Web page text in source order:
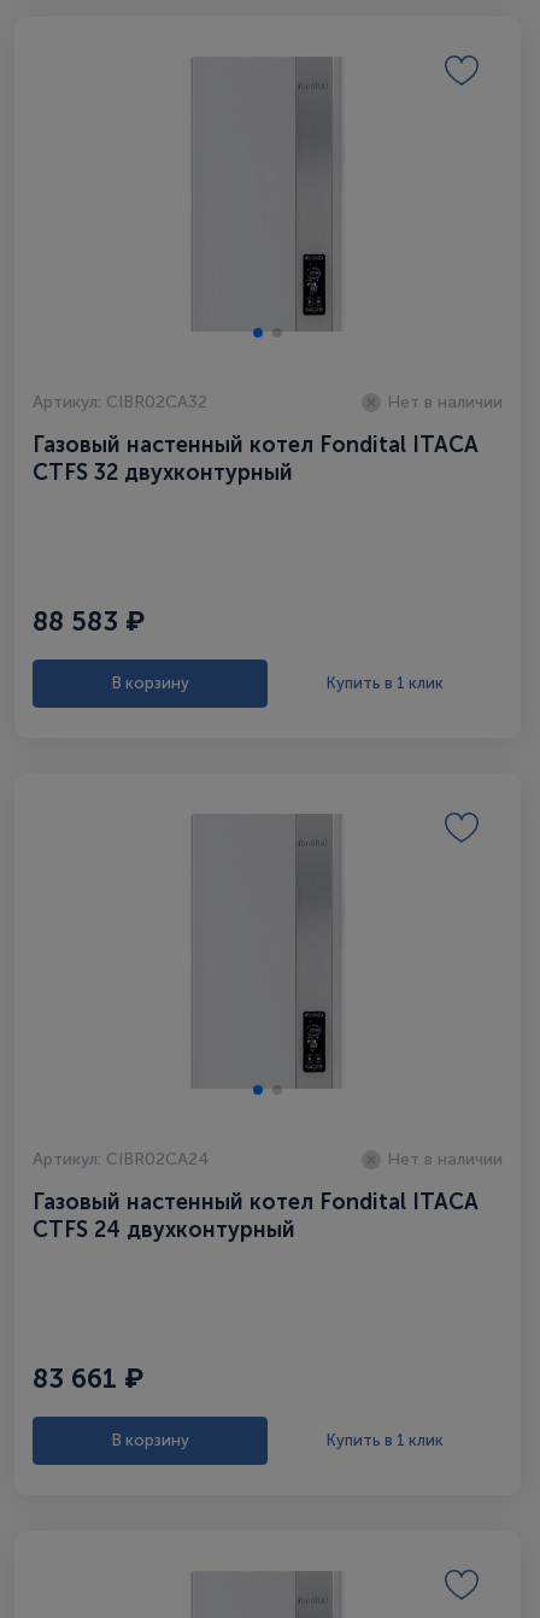
Артикул: CIBR02CA32 Нет в наличии
Газовый настенный котел Fondital ITAСA
CTFS 32 двухконтурный
88 583 ₽
В корзину Купить в 1 клик
Артикул: CIBR02CA24 Нет в наличии
Газовый настенный котел Fondital ITAСA
CTFS 24 двухконтурный
83 661 ₽
В корзину Купить в 1 клик